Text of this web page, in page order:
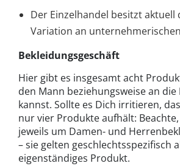
Der Einzelhandel besitzt aktuell
Variation an
Bekleidungsgeschäft
Hier gibt es insgesamt acht
den Mann beziehungsweise an
kannst. Sollte es Dich irritieren,
nur vier Produkte aufhält: Beachte,
jeweils um Damen- und
– sie gelten geschlechtsspezifisch
eigenständiges Produkt.